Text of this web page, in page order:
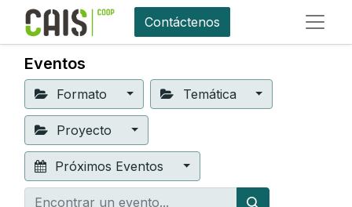
Contáctenos
Eventos
Formato Temática
Proyecto
Próximos Eventos